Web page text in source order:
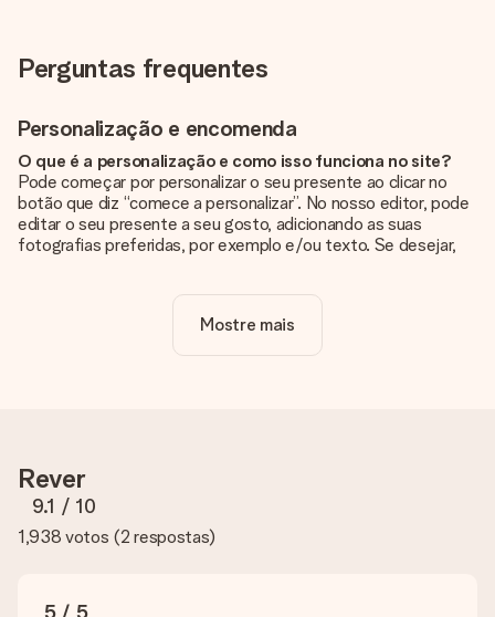
Perguntas frequentes
Personalização e encomenda
O que é a personalização e como isso funciona no site?
Pode começar por personalizar o seu presente ao clicar no
botão que diz “comece a personalizar”. No nosso editor, pode
editar o seu presente a seu gosto, adicionando as suas
fotografias preferidas, por exemplo e/ou texto. Se desejar,
A personalização está incluída no preço?
Sim, o preço apresentado no site já inclui a personalização do
sobre a qualidade da tua imagem, contacta a nossa equipa de
apoio ao cliente e inclui a tua fotografia juntamente com o
presente que estás interessado em encomendar. Eles podem
então verificar a qualidade para ti!
Pode enviar as suas fotografias em formato JPG e PNG. Se
Mostre mais
Rever
9.1 / 10
1,938 votos (2 respostas)
5 / 5